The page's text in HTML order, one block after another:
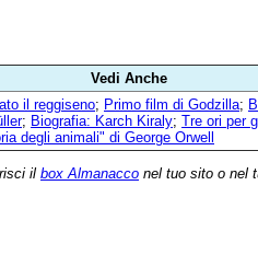
Vedi Anche
il reggiseno; Primo film di Godzilla;
; Biografia: Karch Kiraly; Tre ori per
degli animali" di George Orwell
il box Almanacco nel tuo sito o nel